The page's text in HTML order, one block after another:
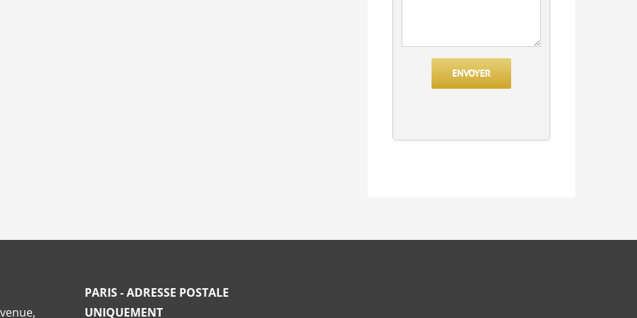
PARIS - ADRESSE POSTALE
UNIQUEMENT